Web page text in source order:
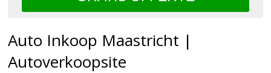
Auto Inkoop Maastricht |
Autoverkoopsite